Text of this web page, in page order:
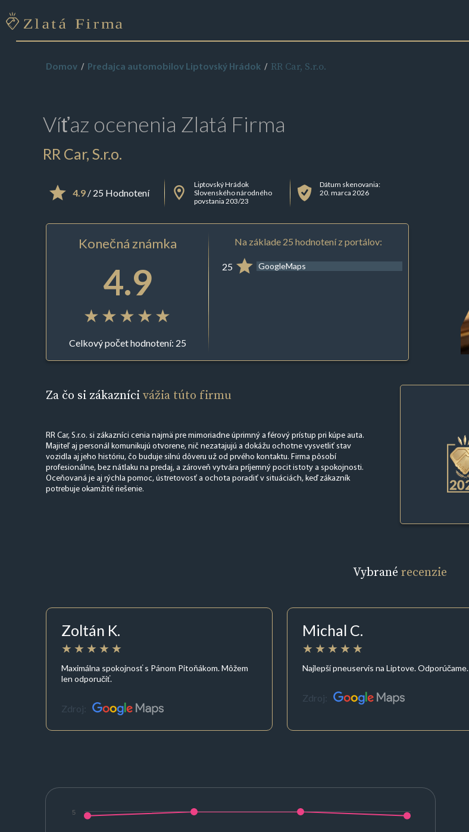
Domov Predajca automobilov Liptovský Hrádok RR Car, S.r.o.
Víťaz ocenenia Zlatá Firma
RR Car, S.r.o.
4.9/ 25 Hodnotení
Liptovský Hrádok
Slovenského národného
povstania 203/23
Dátum skenovania:
20. marca 2026
Konečná známka
4.9
Celkový počet hodnotení: 25
Na základe 25 hodnotení z portálov:
25 GoogleMaps
Za čo si zákaznícivážia túto firmu
RR Car, S.r.o. si zákazníci cenia najmä pre mimoriadne úprimný a férový prístup pri kúpe auta.
Majiteľ aj personál komunikujú otvorene, nič nezatajujú a dokážu ochotne vysvetliť stav
vozidla aj jeho históriu, čo buduje silnú dôveru už od prvého kontaktu. Firma pôsobí
profesionálne, bez nátlaku na predaj, a zároveň vytvára príjemný pocit istoty a spokojnosti.
Oceňovaná je aj rýchla pomoc, ústretovosť a ochota poradiť v situáciách, keď zákazník
potrebuje okamžité riešenie.
Vybrané recenzie
Zoltán K.
Maximálna spokojnosť s Pánom Pitoňákom. Môžem
len odporučiť.
Zdroj:
Michal C.
Najlepší pneuservis na Liptove. Odporúčame.
Zdroj:
5